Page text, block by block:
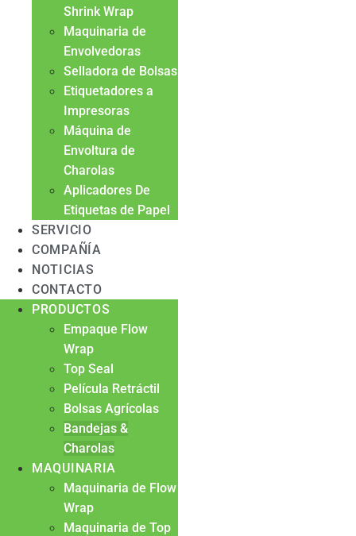
Shrink Wrap
Maquinaria de
Envolvedoras
Selladora de Bolsas
Etiquetadores a
Impresoras
Máquina de
Envoltura de
Charolas
Aplicadores De
Etiquetas de Papel
SERVICIO
COMPAÑÍA
NOTICIAS
CONTACTO
PRODUCTOS
Empaque Flow
Wrap
Top Seal
Película Retráctil
Bolsas Agrícolas
Bandejas &
Charolas
MAQUINARIA
Maquinaria de Flow
Wrap
Maquinaria de Top